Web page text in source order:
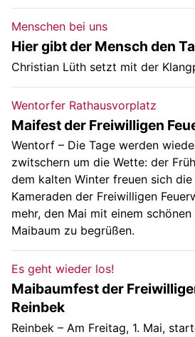
Menschen bei uns
Hier gibt der Mensch den
Christian Lüth setzt mit der
Wentorfer Rathausvorplatz
Maifest der Freiwilligen
Wentorf – Die Tage werden
zwitschern um die Wette: der
dem kalten Winter freuen sich die
Kameraden der Freiwilligen
mehr, den Mai mit einem
Maibaum zu begrüßen.
Es geht wieder los!
Maibaumfest der
Reinbek
Reinbek – Am Freitag, 1. Mai,